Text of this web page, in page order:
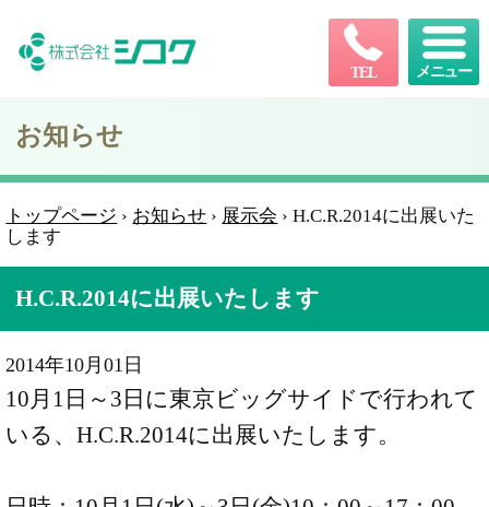
TEL メニュー
お知らせ
トップページ › お知らせ › 展示会 ›H.C.R.2014に出展いた
します
H.C.R.2014に出展いたします
2014年10月01日
10月1日～3日に東京ビッグサイドで行われて
いる、H.C.R.2014に出展いたします。